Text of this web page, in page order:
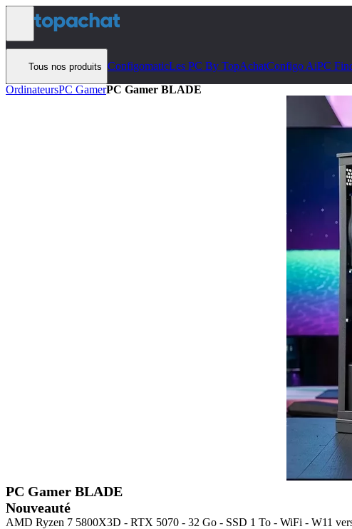
Aller au contenu
Tous nos produits ConfigomaticLes PC By TopAchatConfigo AiPC
OrdinateursPC GamerPC Gamer BLADE
PC Gamer BLADE
Nouveauté
AMD Ryzen 7 5800X3D - RTX 5070 - 32 Go - SSD 1 To - WiFi - W11